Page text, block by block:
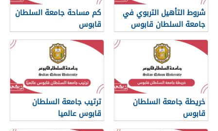
شروط التأهيل التربوي في
جامعة السلطان قابوس
كم مساحة جامعة السلطان
قابوس
خريطة جامعة السلطان
قابوس
ترتيب جامعة السلطان
قابوس عالميا